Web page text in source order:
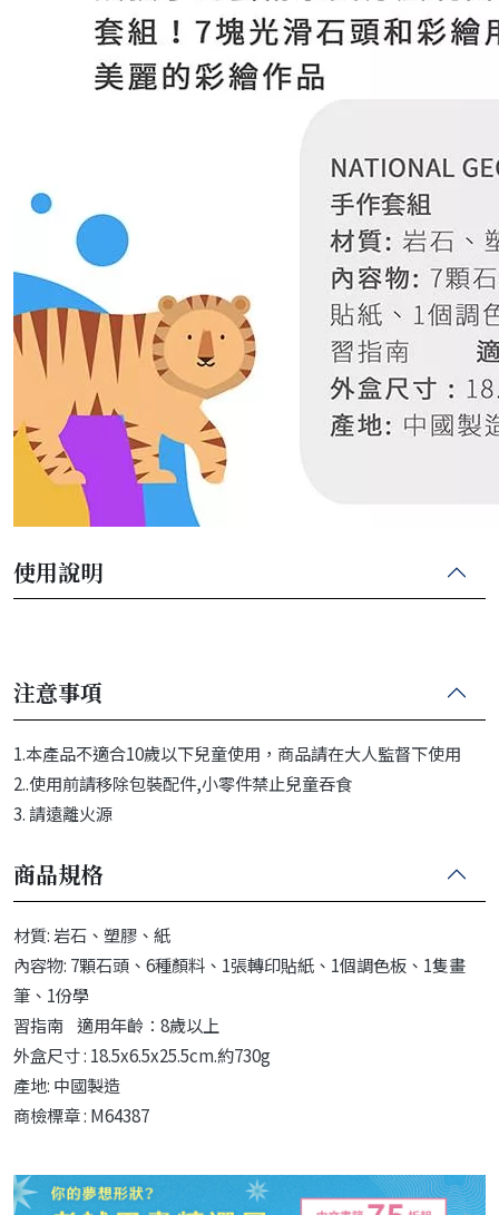
使用說明
注意事項
1.本產品不適合10歲以下兒童使用，商品請在大人監督下使用
2..使用前請移除包裝配件,小零件禁止兒童吞食
3. 請遠離火源
商品規格
材質: 岩石、塑膠、紙
內容物: 7顆石頭、6種顏料、1張轉印貼紙、1個調色板、1隻畫
筆、1份學
習指南 適用年齡：8歲以上
外盒尺寸 : 18.5x6.5x25.5cm.約730g
產地: 中國製造
商檢標章 : M64387